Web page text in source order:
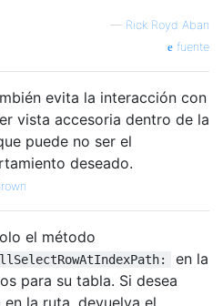
— Rick Royd Aban
fuente
evita la interacción con
vista accesoria dentro de la
puede no ser el
deseado.
el método
en la
para su tabla. Si desea
la ruta, devuelva el